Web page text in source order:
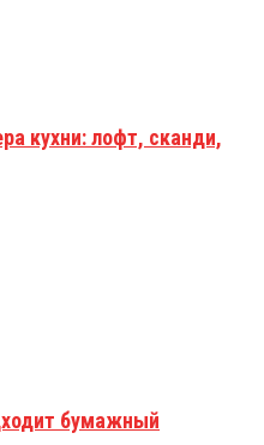
кухни: лофт, сканди,
бумажный